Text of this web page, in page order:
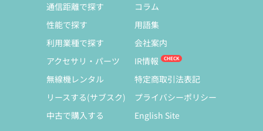
通信距離で探す
性能で探す
利用業種で探す
アクセサリ・パーツ
無線機レンタル
リースする(サブスク)
中古で購入する
コラム
用語集
会社案内
IR情報
特定商取引法表記
プライバシーポリシー
English Site